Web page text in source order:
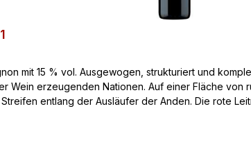
mit 15 % vol. Ausgewogen, strukturiert und
Wein erzeugenden Nationen. Auf einer Fläche
Ausläufer der Anden. Die rote Leitrebsorte Argentiniens ist
Anbaugebiete. REBSORTE: Die weltweit in quasi jeden Klimaten
Bordeaux-Cuvées und hat von dort aus ihren